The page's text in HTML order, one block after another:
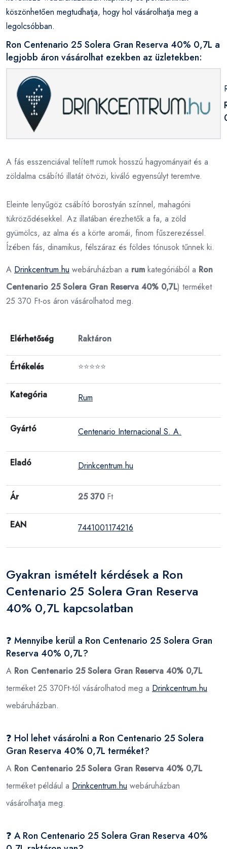
köszönhetően megtudhatja, hogy hol vásárolhatja meg a
legolcsóbban.
Ron Centenario 25 Solera Gran Reserva 40% 0,7L a
legjobb áron vásárolhat ezekben az üzletekben:
A fás esszenciával telített rumok hosszú hagyományait és a
zöldalma csábító illatát ötvözi, kiváló egyensúlyt teremtve.
Eleinte lenyűgöz csábító borostyán színnel, mahagóni
tükröződésekkel. Az illatában érezhetők a fa, a zöld
gyümölcs, az alma és a körte aromái, finom fűszerezéssel.
Ízében fás, dinamikus, félszáraz és földes tónusok tűnnek ki.
A Drinkcentrum.hu webáruházban a rum kategóriából a Ron
Centenario 25 Solera Gran Reserva 40% 0,7L) terméket
25 370 Ft-os áron vásárolhatod meg.
Elérhetőség Raktáron
Értékelés ⭐⭐⭐⭐⭐
Kategória Rum
Gyártó Centenario Internacional S. A.
Eladó Drinkcentrum.hu
Ár 25 370Ft
EAN 7441001174216
Gyakran ismételt kérdések a Ron
Centenario 25 Solera Gran Reserva
40% 0,7L kapcsolatban
❓ Mennyibe kerül a Ron Centenario 25 Solera Gran
Reserva 40% 0,7L?
A Ron Centenario 25 Solera Gran Reserva 40% 0,7L
terméket 25 370Ft-tól vásárolhatod meg a Drinkcentrum.hu
webáruházban.
❓ Hol lehet vásárolni a Ron Centenario 25 Solera
Gran Reserva 40% 0,7L terméket?
A Ron Centenario 25 Solera Gran Reserva 40% 0,7L
terméket például a Drinkcentrum.hu webáruházban
vásárolhatja meg.
❓ A Ron Centenario 25 Solera Gran Reserva 40%